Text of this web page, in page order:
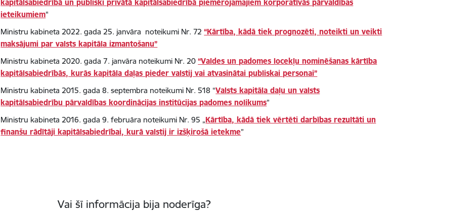
kapitālsabiedrībā un publiski privātā kapitālsabiedrībā piemērojamajiem korporatīvās pārvaldības
ieteikumiem"
Ministru kabineta 2022. gada 25. janvāra noteikumi Nr. 72“Kārtība, kādā tiek prognozēti, noteikti un veikti
maksājumi par valsts kapitāla izmantošanu”
Ministru kabineta 2020. gada 7. janvāra noteikumi Nr. 20“Valdes un padomes locekļu nominēšanas kārtība
kapitālsabiedrībās, kurās kapitāla daļas pieder valstij vai atvasinātai publiskai personai”
Ministru kabineta 2015. gada 8. septembra noteikumi Nr. 518 “Valsts kapitāla daļu un valsts
kapitālsabiedrību pārvaldības koordinācijas institūcijas padomes nolikums”
Ministru kabineta 2016. gada 9. februāra noteikumi Nr. 95 „Kārtība, kādā tiek vērtēti darbības rezultāti un
finanšu rādītāji kapitālsabiedrībai, kurā valstij ir izšķirošā ietekme”
Vai šī informācija bija noderīga?